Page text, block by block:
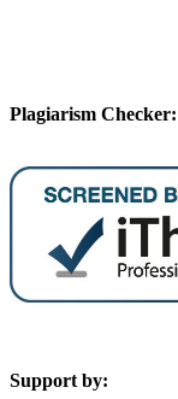
Plagiarism Checker:
Support by: